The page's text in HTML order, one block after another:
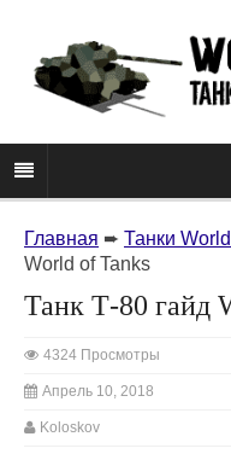
Главная ➨ Танки
World of Tanks
Танк Т-80 гайд
4324 Просмотры
Апрель 10, 2018
Koloskov